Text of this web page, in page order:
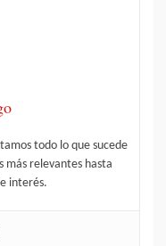
todo lo que sucede
más relevantes hasta
interés.